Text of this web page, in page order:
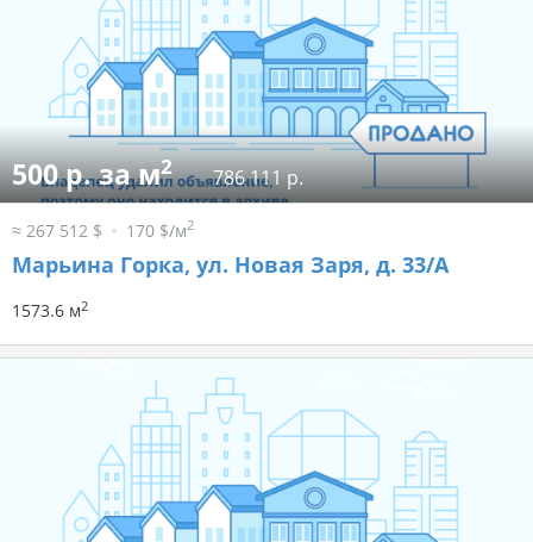
500 р. за м2 786 111 р.
≈ 267 512 $ 170 $/м2
Марьина Горка, ул. Новая Заря, д. 33/А
1573.6 м2